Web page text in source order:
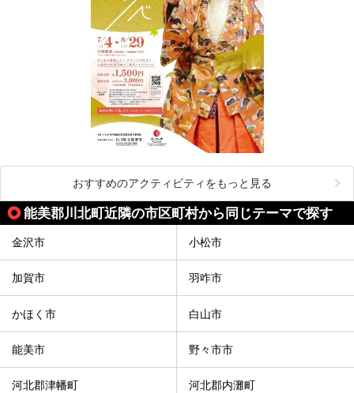
おすすめのアクティビティをもっと見る
能美郡川北町近隣の市区町村から同じテーマで探す
金沢市 小松市
加賀市 羽咋市
かほく市 白山市
能美市 野々市市
河北郡津幡町 河北郡内灘町